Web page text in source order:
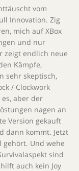
vom
Innovation. Zig
mich auf XBox
und nur
zeigt endlich neue
Kämpfe,
sehr skeptisch,
/ Clockwork
aber der
nagen an
Version gekauft
dann kommt. Jetzt
gehört. Und wehe
sind
auch kein Joy